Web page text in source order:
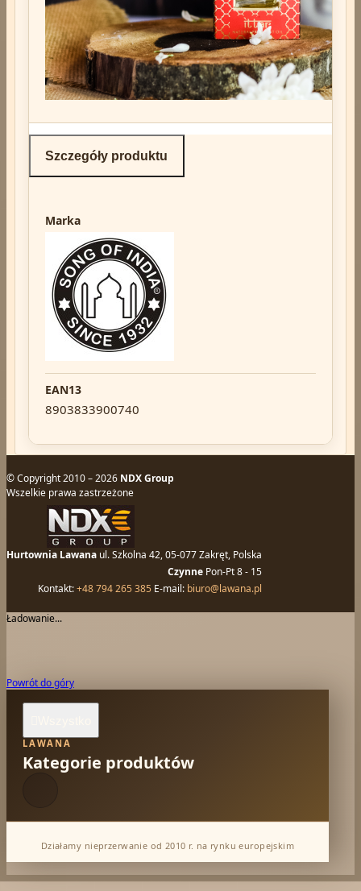
Szczegóły produktu
Marka
EAN13
8903833900740
Hurtownia Lawana ul. Szkolna 42, 05-077 Zakręt, Polska
Czynne Pon-Pt 8 - 15
Kontakt:+48 794 265 385 E-mail: biuro@lawana.pl
© Copyright 2010 – 2026 NDX Group
Wszelkie prawa zastrzeżone
Ładowanie...
Powrót do góry
LAWANA
Kategorie produktów
Dabur Hurt
Działamy nieprzerwanie od 2010 r. na rynku europejskim